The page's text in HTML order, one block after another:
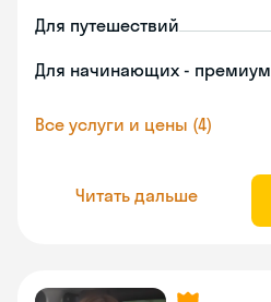
Для путешествий
Для начинающих - премиум
Все услуги и цены (4)
Читать дальше